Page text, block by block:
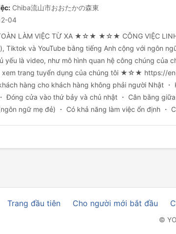
Chiba流山市おおたかの森東
04
LÀM VIỆC TỪ XA ★☆★ ★☆★ CÔNG VIỆC LINH
Tiktok và YouTube bằng tiếng Anh cộng với ngôn
yếu là video, như mô hình quan hệ công chúng của
trang tuyển dụng của chúng tôi ★☆★ https://en-
hàng cho khách hàng không phải người Nhật
Đóng cửa vào thứ bảy và chủ nhật ・ Cân bằng
ngữ mẹ đẻ) ・ Có khả năng làm việc ổn định ・
Trang đầu tiên Cho người mới bắt đầu
©